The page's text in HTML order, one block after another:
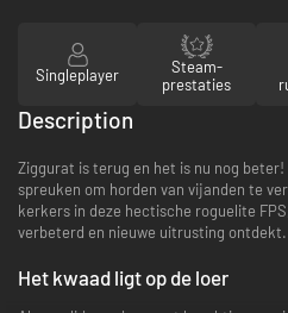
Singleplayer
Steam-
prestaties
Description
Ziggurat is terug en het is nu nog
spreuken om horden van vijanden te
kerkers in deze hectische roguelite
verbeterd en nieuwe uitrusting
Het kwaad ligt op de loer